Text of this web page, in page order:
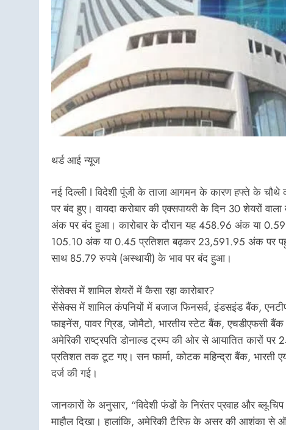
थर्ड आई न्यूज
नई दिल्ली I विदेशी पूंजी के ताजा आगमन के कारण हफ्ते के चौथे
पर बंद हुए। वायदा करोबार की एक्सपायरी के दिन 30 शेयरों
अंक पर बंद हुआ। कारोबार के दौरान यह 458.96 अंक या
105.10 अंक या 0.45 प्रतिशत बढ़कर 23,591.95 अंक पर
साथ 85.79 रुपये (अस्थायी) के भाव पर बंद हुआ।
सेंसेक्स में शामिल शेयरों में कैसा रहा कारोबार?
सेंसेक्स में शामिल कंपनियों में बजाज फिनसर्व, इंडसइंड बैंक,
फाइनेंस, पावर ग्रिड, जोमैटो, भारतीय स्टेट बैंक,
अमेरिकी राष्ट्रपति डोनाल्ड ट्रम्प की ओर से आयातित कारों
प्रतिशत तक टूट गए। सन फार्मा, कोटक महिन्द्रा बैंक, भारती
दर्ज की गई।
जानकारों के अनुसार, “विदेशी फंडों के निरंतर प्रवाह और ब्लू-
माहौल दिखा। हालांकि, अमेरिकी टैरिफ के असर की आशंका से